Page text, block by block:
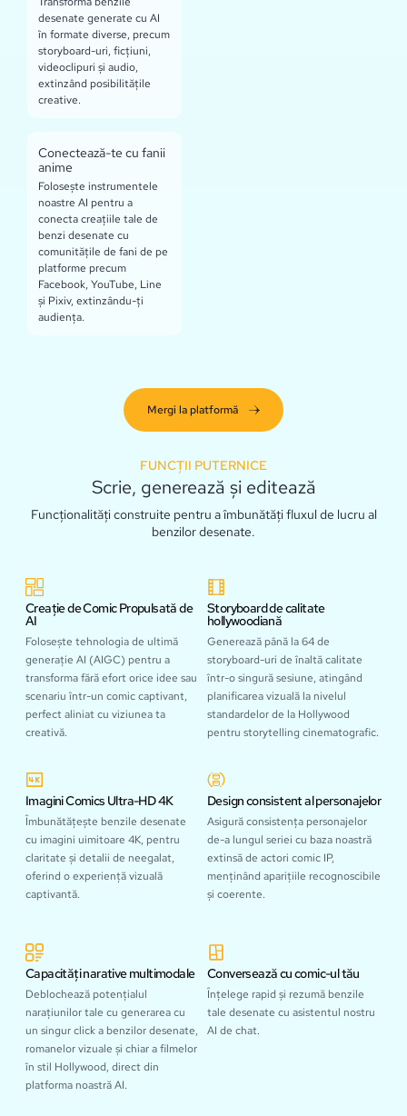
desenate generate cu AI
în formate diverse, precum
storyboard-uri, ficțiuni,
videoclipuri și audio,
extinzând posibilitățile
creative.
Conectează-te cu fanii
anime
Folosește instrumentele
noastre AI pentru a
conecta creațiile tale de
benzi desenate cu
comunitățile de fani de pe
platforme precum
Facebook, YouTube, Line
și Pixiv, extinzându-ți
audiența.
Mergi la platformă
FUNCȚII PUTERNICE
Scrie, generează și editează
Funcționalități construite pentru a îmbunătăți fluxul de lucru al
benzilor desenate.
Creație de Comic Propulsată de
AI
Folosește tehnologia de ultimă
generație AI (AIGC) pentru a
transforma fără efort orice idee sau
scenariu într-un comic captivant,
perfect aliniat cu viziunea ta
creativă.
Storyboard de calitate
hollywoodiană
Generează până la 64 de
storyboard-uri de înaltă calitate
într-o singură sesiune, atingând
planificarea vizuală la nivelul
standardelor de la Hollywood
pentru storytelling cinematografic.
Imagini Comics Ultra-HD 4K
Îmbunătățește benzile desenate
cu imagini uimitoare 4K, pentru
claritate și detalii de neegalat,
oferind o experiență vizuală
captivantă.
Design consistent al personajelor
Asigură consistența personajelor
de-a lungul seriei cu baza noastră
extinsă de actori comic IP,
menținând aparițiile recognoscibile
și coerente.
Capacități narative multimodale
Deblochează potențialul
narațiunilor tale cu generarea cu
un singur click a benzilor desenate,
romanelor vizuale și chiar a filmelor
în stil Hollywood, direct din
platforma noastră AI.
Conversează cu comic-ul tău
Înțelege rapid și rezumă benzile
tale desenate cu asistentul nostru
AI de chat.